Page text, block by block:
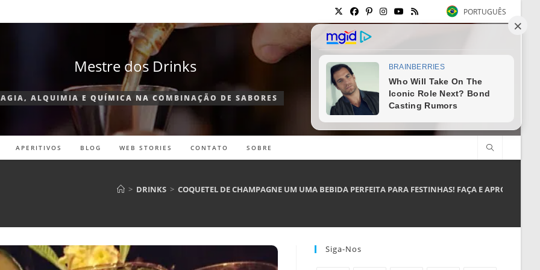
PORTUGUÊS
Mestre dos Drinks
ALQUIMIA E QUÍMICA NA COMBINAÇÃO DE SABORES
APERITIVOS BLOG WEB STORIES CONTATO SOBRE
> DRINKS > COQUETEL DE CHAMPAGNE UM UMA BEBIDA PERFEITA PARA FESTINHAS! FAÇA E APROVEITE!
Siga-Nos